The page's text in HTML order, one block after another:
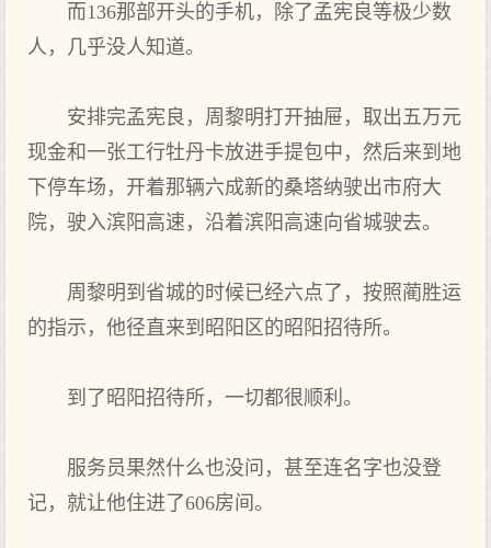
而136那部开头的手机，除了孟宪良等极少数
人，几乎没人知道。
安排完孟宪良，周黎明打开抽屉，取出五万元
现金和一张工行牡丹卡放进手提包中，然后来到地
下停车场，开着那辆六成新的桑塔纳驶出市府大
院，驶入滨阳高速，沿着滨阳高速向省城驶去。
周黎明到省城的时候已经六点了，按照蔺胜运
的指示，他径直来到昭阳区的昭阳招待所。
到了昭阳招待所，一切都很顺利。
服务员果然什么也没问，甚至连名字也没登
记，就让他住进了606房间。